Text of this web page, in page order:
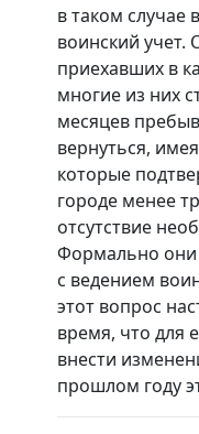
в таком случае
воинский
приехавших в
многие из них
месяцев
вернуться,
которые
городе менее
отсутствие
Формально они
с ведением
этот вопрос
время, что для
внести
прошлом году